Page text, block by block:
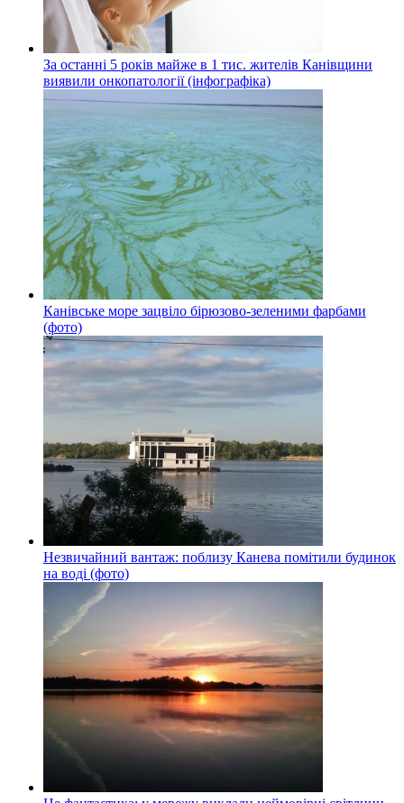
За останні 5 років майже в 1 тис. жителів Канівщини
виявили онкопатології (інфографіка)
Канівське море зацвіло бірюзово-зеленими фарбами
(фото)
Незвичайний вантаж: поблизу Канева помітили будинок
на воді (фото)